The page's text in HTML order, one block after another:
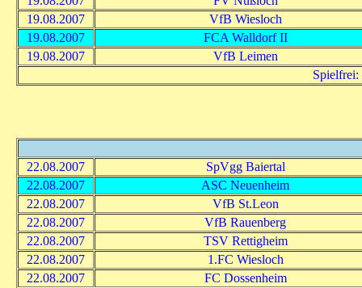
19.08.2007
VfB Wiesloch
19.08.2007
FCA Walldorf II
19.08.2007
VfB Leimen
22.08.2007
SpVgg Baiertal
22.08.2007
ASC Neuenheim
22.08.2007
VfB St.Leon
22.08.2007
VfB Rauenberg
22.08.2007
TSV Rettigheim
22.08.2007
1.FC Wiesloch
22.08.2007
FC Dossenheim